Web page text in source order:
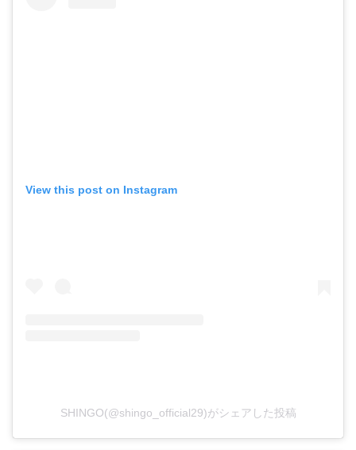
View this post on Instagram
SHINGO(@shingo_official29)がシェアした投稿